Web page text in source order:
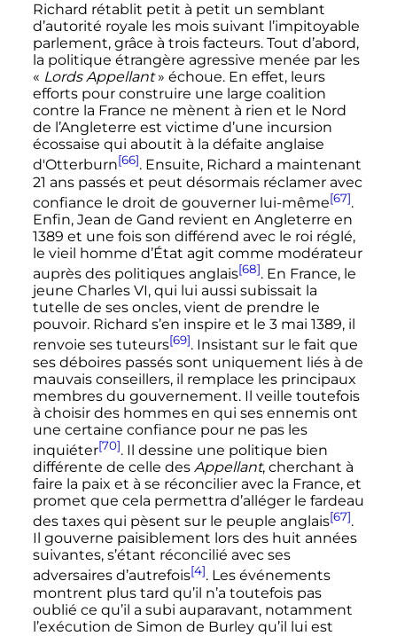
Richard rétablit petit à petit un semblant
d’autorité royale les mois suivant l’impitoyable
parlement, grâce à trois facteurs. Tout d’abord,
la politique étrangère agressive menée par les
« Lords Appellant » échoue. En effet, leurs
efforts pour construire une large coalition
contre la France ne mènent à rien et le Nord
de l’Angleterre est victime d’une incursion
écossaise qui aboutit à la défaite anglaise
d'Otterburn[66]. Ensuite, Richard a maintenant
21 anspassés et peut désormais réclamer avec
confiance le droit de gouverner lui-même[67].
Enfin, Jean de Gand revient en Angleterre en
1389 et une fois son différend avec le roi réglé,
le vieil homme d’État agit comme modérateur
auprès des politiques anglais[68]. En France, le
jeune Charles VI, qui lui aussi subissait la
tutelle de ses oncles, vient de prendre le
pouvoir. Richard s’en inspire et le 3 mai 1389, il
renvoie ses tuteurs[69]. Insistant sur le fait que
ses déboires passés sont uniquement liés à de
mauvais conseillers, il remplace les principaux
membres du gouvernement. Il veille toutefois
à choisir des hommes en qui ses ennemis ont
une certaine confiance pour ne pas les
inquiéter[70]. Il dessine une politique bien
différente de celle des Appellant, cherchant à
faire la paix et à se réconcilier avec la France, et
promet que cela permettra d’alléger le fardeau
des taxes qui pèsent sur le peuple anglais[67].
Il gouverne paisiblement lors des huit années
suivantes, s’étant réconcilié avec ses
adversaires d’autrefois[4]. Les événements
montrent plus tard qu’il n’a toutefois pas
oublié ce qu’il a subi auparavant, notamment
l’exécution de Simon de Burley qu’il lui est